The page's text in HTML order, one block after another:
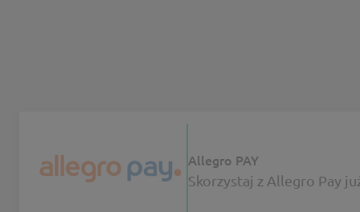
Allegro PAY
Skorzystaj z Allegro Pay